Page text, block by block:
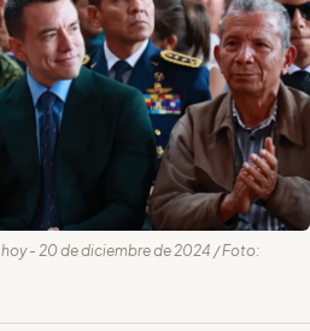
- 20 de diciembre de 2024 / Foto: